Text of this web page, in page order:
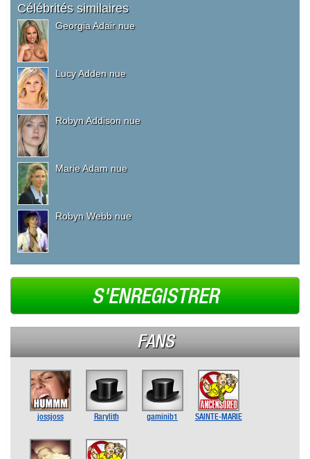
Célébrités similaires
Georgia Adair nue
Lucy Adden nue
Robyn Addison nue
Marie Adam nue
Robyn Webb nue
S'ENREGISTRER
FANS
jossjoss Rarylith gaminib1 SAINTE-MARIE